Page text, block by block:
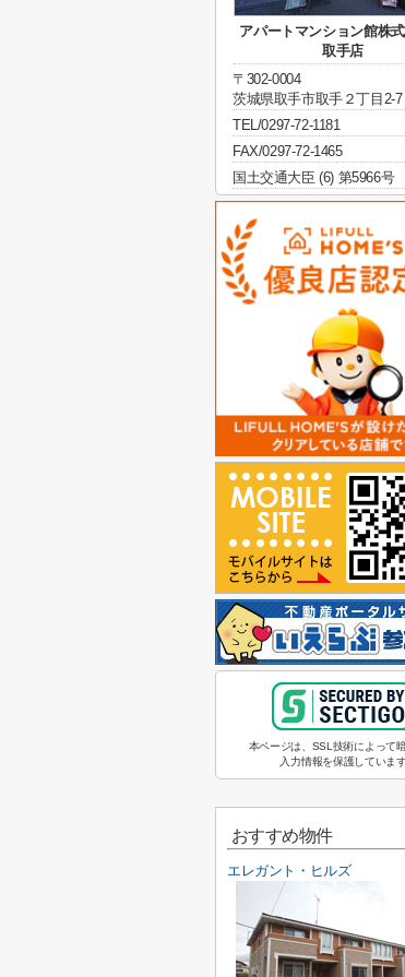
アパートマンション館株
取手店
〒302-0004
茨城県取手市取手２丁目2-7
TEL/0297-72-1181
FAX/0297-72-1465
国土交通大臣 (6) 第5966号
本ページは、SSL技術によって暗
入力情報を保護しています
おすすめ物件
エレガント・ヒルズ